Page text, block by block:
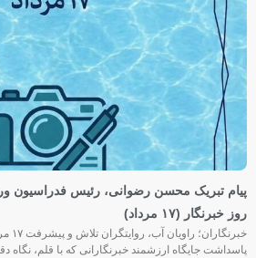
پیام تبریک محسن رضوانی، رئیس فدراسیون
روز خبرنگار (۱۷ مرداد)
پاسداشت جایگاه ارزشمند خبرنگارانی که با قلم،